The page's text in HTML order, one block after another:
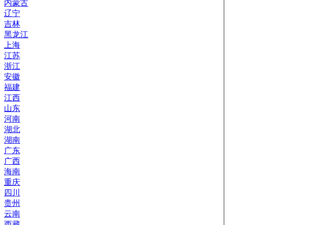
内蒙古
辽宁
吉林
黑龙江
上海
江苏
浙江
安徽
福建
江西
山东
河南
湖北
湖南
广东
广西
海南
重庆
四川
贵州
云南